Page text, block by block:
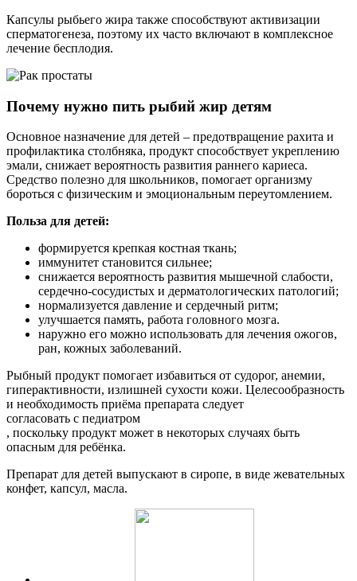
Капсулы рыбьего жира также способствуют активизации
сперматогенеза, поэтому их часто включают в комплексное
лечение бесплодия.
Почему нужно пить рыбий жир детям
Основное назначение для детей – предотвращение рахита и
профилактика столбняка, продукт способствует укреплению
эмали, снижает вероятность развития раннего кариеса.
Средство полезно для школьников, помогает организму
бороться с физическим и эмоциональным переутомлением.
Польза для детей:
формируется крепкая костная ткань;
иммунитет становится сильнее;
снижается вероятность развития мышечной слабости,
сердечно-сосудистых и дерматологических патологий;
нормализуется давление и сердечный ритм;
улучшается память, работа головного мозга.
наружно его можно использовать для лечения ожогов,
ран, кожных заболеваний.
Рыбный продукт помогает избавиться от судорог, анемии,
гиперактивности, излишней сухости кожи. Целесообразность
и необходимость приёма препарата следует
согласовать с педиатром
, поскольку продукт может в некоторых случаях быть
опасным для ребёнка.
Препарат для детей выпускают в сиропе, в виде жевательных
конфет, капсул, масла.